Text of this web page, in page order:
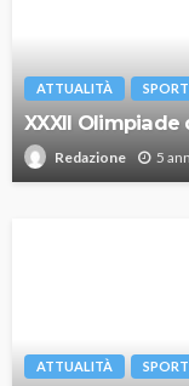
ATTUALITÀ SPORT
XXXII Olimpiade
Redazione 5
ATTUALITÀ SPORT